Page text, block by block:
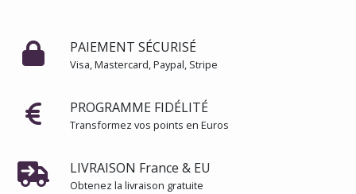
PAIEMENT SÉCURISÉ
Visa, Mastercard, Paypal, Stripe
PROGRAMME FIDÉLITÉ
Transformez vos points en Euros
LIVRAISON France & EU
Obtenez la livraison gratuite